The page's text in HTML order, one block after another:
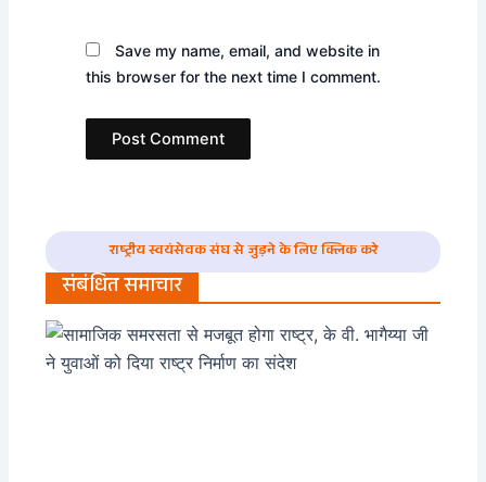
Save my name, email, and website in
this browser for the next time I comment.
राष्ट्रीय स्वयंसेवक संघ से जुड़ने के लिए क्लिक करे
संबंधित समाचार